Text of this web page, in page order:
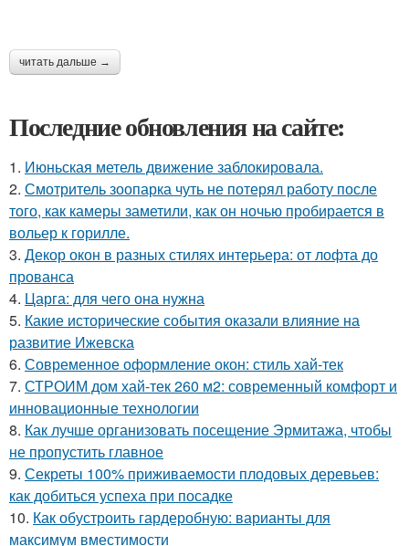
читать дальше →
Последние обновления на сайте:
1. Июньская метель движение заблокировала.
2. Смотритель зоопарка чуть не потерял работу после
того, как камеры заметили, как он ночью пробирается в
вольер к горилле.
3. Декор окон в разных стилях интерьера: от лофта до
прованса
4. Царга: для чего она нужна
5. Какие исторические события оказали влияние на
развитие Ижевска
6. Современное оформление окон: стиль хай-тек
7. СТРОИМ дом хай-тек 260 м2: современный комфорт и
инновационные технологии
8. Как лучше организовать посещение Эрмитажа, чтобы
не пропустить главное
9. Секреты 100% приживаемости плодовых деревьев:
как добиться успеха при посадке
10. Как обустроить гардеробную: варианты для
максимум вместимости